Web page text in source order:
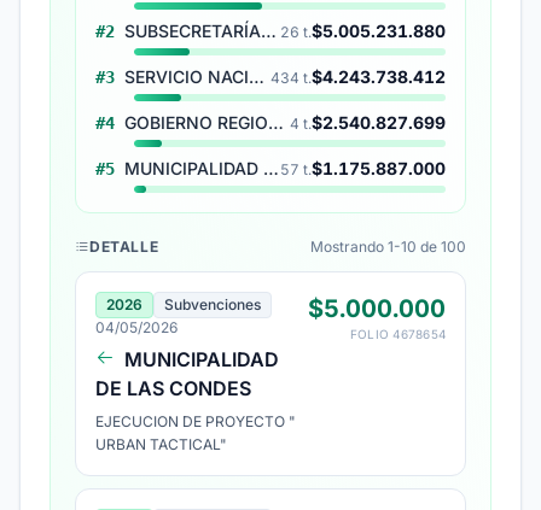
#2 SUBSECRETARÍA DE PREVENCIÓN DEL DELITO 26 t.$5.005.231.880
#3 SERVICIO NACIONAL DE MENORES 434 t.$4.243.738.412
#4 GOBIERNO REGIONAL METROPOLITANO 4 t.$2.540.827.699
#5 MUNICIPALIDAD DE LAS CONDES 57 t.$1.175.887.000
DETALLE Mostrando 1-10 de 100
2026
Subvenciones
04/05/2026
MUNICIPALIDAD
DE LAS CONDES
EJECUCION DE PROYECTO "
URBAN TACTICAL"
$5.000.000
FOLIO 4678654